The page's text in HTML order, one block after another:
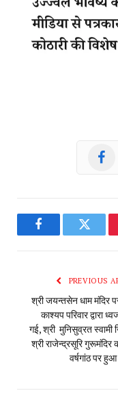
FacebookTwitter
PREVIOUS
श्री जयन्तसेन धाम मंदिर
काश्यप परिवार द्वारा
गई, श्री मुनिसुव्रत स्वामी
श्री राजेन्द्रसूरि गुरूमंदिर
वर्षगांठ पर